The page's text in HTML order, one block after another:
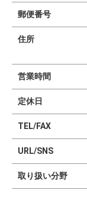
郵便番号
住所
営業時間
定休日
TEL/FAX
URL/SNS
取り扱い分野